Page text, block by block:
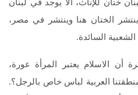
ختان للإناث، ألا يوجد في لبنان
الختان هنا وينتشر في مصر،
الشعبية السائدة.
أن الاسلام يعتبر المرأة عورة،
العربية لباس خاص بالرجل؟.